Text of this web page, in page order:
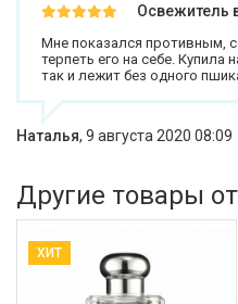
Освежитель
Мне показался противным,
терпеть его на себе. Купила
так и лежит без одного
Наталья, 9 августа 2020 08:09
Другие товары от
ХИТ